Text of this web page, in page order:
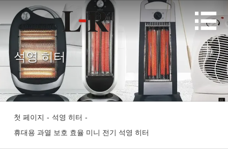

석영 히터
첫 페이지 - 석영 히터 -
휴대용 과열 보호 효율 미니 전기 석영 히터